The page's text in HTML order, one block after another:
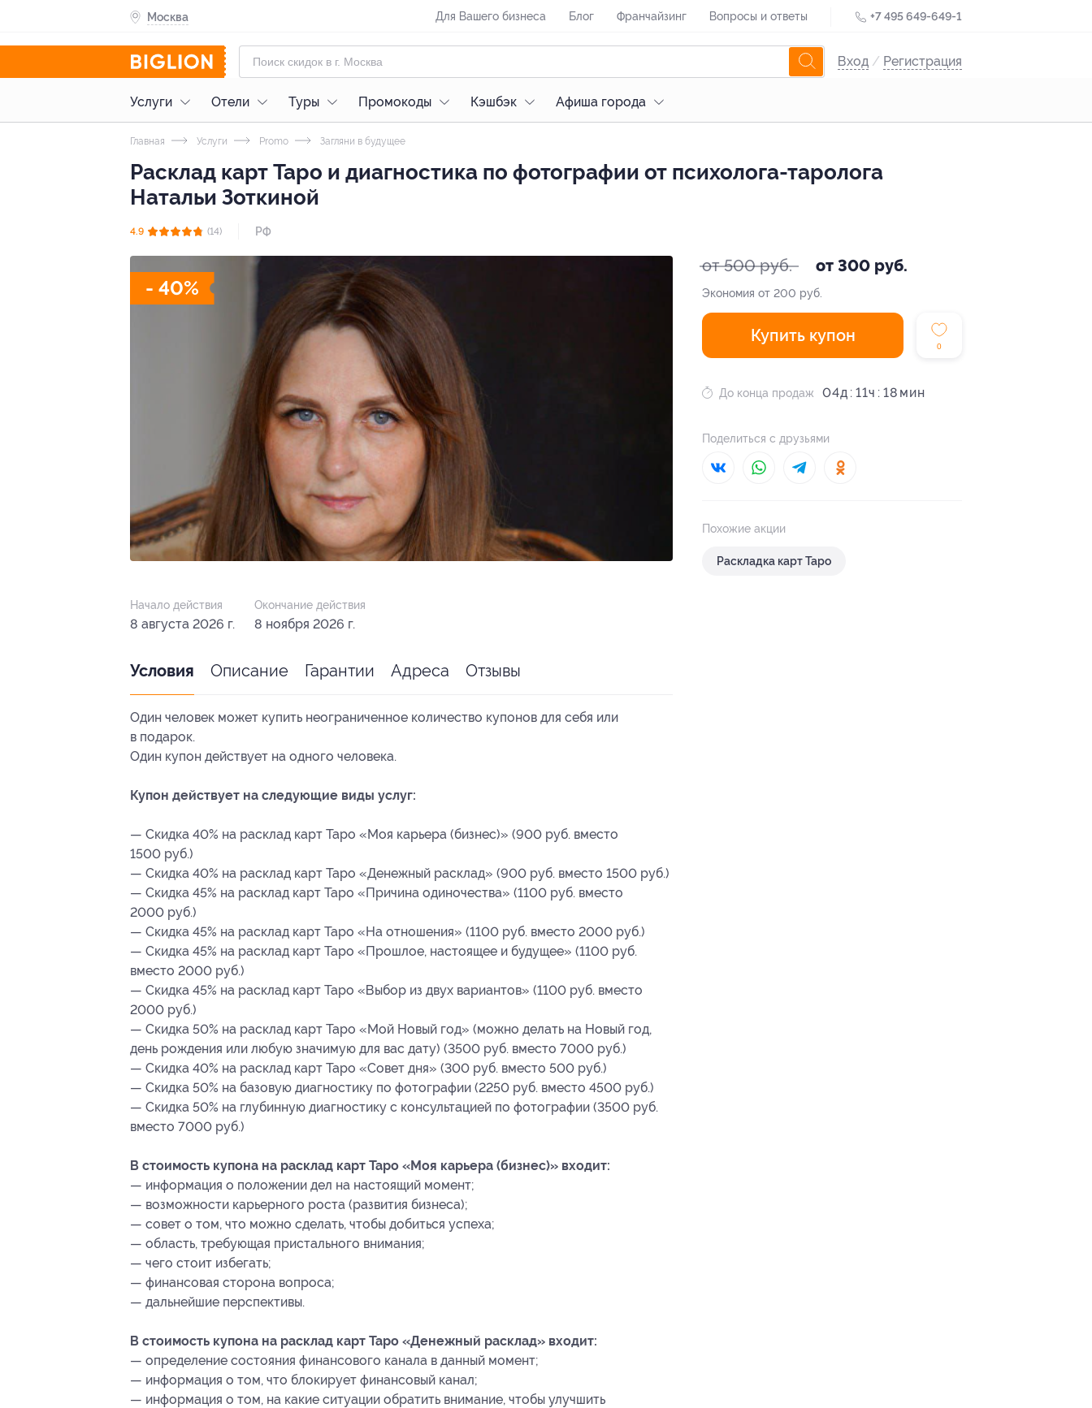
Москва Для Вашего бизнеса Блог Франчайзинг Вопросы и ответы +7 495 649-649-1
Вход / Регистрация
Услуги Отели Туры Промокоды Кэшбэк Афиша города
Главная Услуги Promo Загляни в будущее
Расклад карт Таро и диагностика по фотографии от психолога-таролога
Натальи Зоткиной
4.9 (14) РФ
- 40%
от 500 руб. от 300 руб.
Экономия от 200 руб.
Купить купон
0
До конца продаж 04д 11ч 18
Поделиться с друзьями
Похожие акции
Раскладка карт Таро
Начало действия
8 августа 2026 г.
Окончание действия
8 ноября 2026 г.
Условия Описание Гарантии Адреса Отзывы
Один человек может купить неограниченное количество купонов для себя или
в подарок.
Один купон действует на одного человека.
Купон действует на следующие виды услуг:
— Скидка 40% на расклад карт Таро «Моя карьера (бизнес)» (900 руб. вместо
1500 руб.)
— Скидка 40% на расклад карт Таро «Денежный расклад» (900 руб. вместо 1500 руб.)
— Скидка 45% на расклад карт Таро «Причина одиночества» (1100 руб. вместо
2000 руб.)
— Скидка 45% на расклад карт Таро «На отношения» (1100 руб. вместо 2000 руб.)
— Скидка 45% на расклад карт Таро «Прошлое, настоящее и будущее» (1100 руб.
вместо 2000 руб.)
— Скидка 45% на расклад карт Таро «Выбор из двух вариантов» (1100 руб. вместо
2000 руб.)
— Скидка 50% на расклад карт Таро «Мой Новый год» (можно делать на Новый год,
день рождения или любую значимую для вас дату) (3500 руб. вместо 7000 руб.)
— Скидка 40% на расклад карт Таро «Совет дня» (300 руб. вместо 500 руб.)
— Скидка 50% на базовую диагностику по фотографии (2250 руб. вместо 4500 руб.)
— Скидка 50% на глубинную диагностику с консультацией по фотографии (3500 руб.
вместо 7000 руб.)
В стоимость купона на расклад карт Таро «Моя карьера (бизнес)» входит:
— информация о положении дел на настоящий момент;
— возможности карьерного роста (развития бизнеса);
— совет о том, что можно сделать, чтобы добиться успеха;
— область, требующая пристального внимания;
— чего стоит избегать;
— финансовая сторона вопроса;
— дальнейшие перспективы.
В стоимость купона на расклад карт Таро «Денежный расклад» входит:
— определение состояния финансового канала в данный момент;
— информация о том, что блокирует финансовый канал;
— информация о том, на какие ситуации обратить внимание, чтобы улучшить